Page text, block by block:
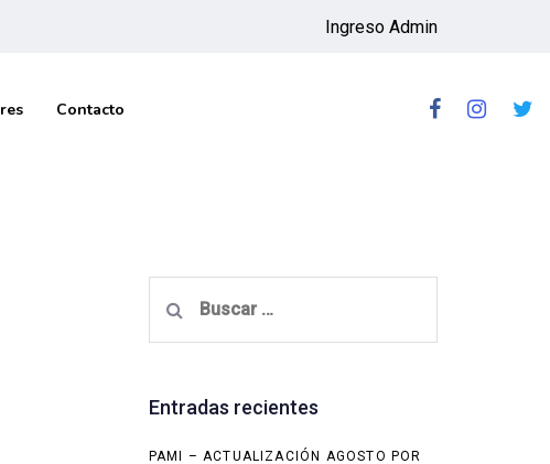
Ingreso Admin
Contacto
Entradas recientes
PAMI – ACTUALIZACIÓN AGOSTO POR